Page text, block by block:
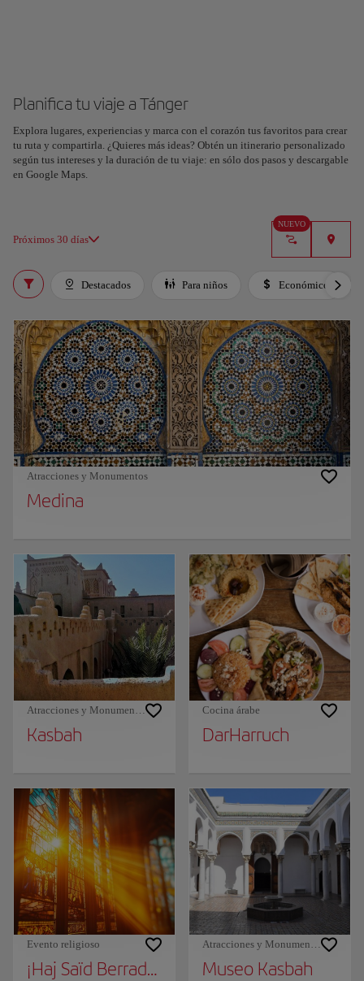
Planifica tu viaje a Tánger
Explora lugares, experiencias y marca con el corazón tus favoritos para crear
tu ruta y compartirla. ¿Quieres más ideas? Obtén un itinerario personalizado
según tus intereses y la duración de tu viaje: en sólo dos pasos y descargable
en Google Maps.
Próximos 30 días
NUEVO
Planifica tu viaje con nuestra nueva herramienta con IA
Genera un itinerario en segundos y crea una experiencia
personalizada en la ciudad.
Destacados Para niños Económico
Atracciones y Monumentos
Medina
Atracciones y Monumentos
Kasbah
Cocina árabe
DarHarruch
Evento religioso
¡Haj Saïd Berrada en Tánger!
Atracciones y Monumentos
Museo Kasbah